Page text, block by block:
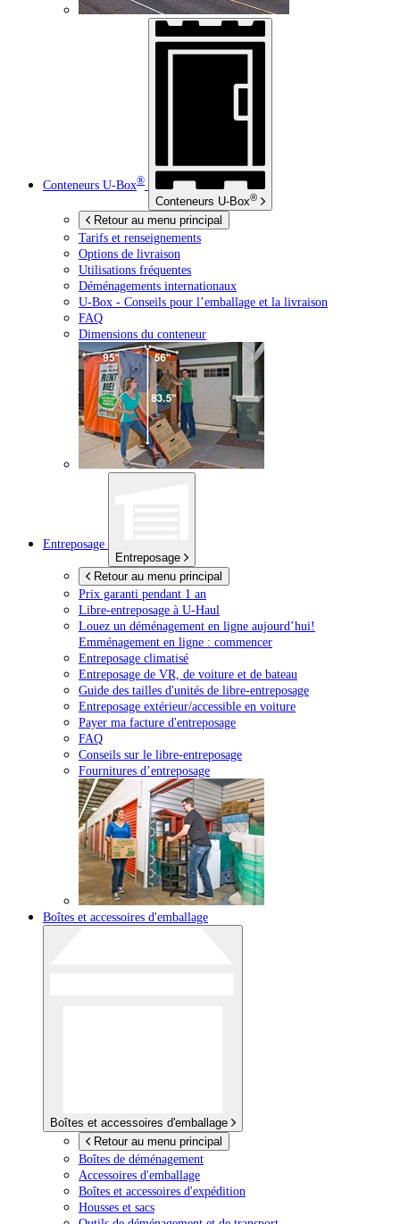
Conteneurs U-Box®
Conteneurs U-Box®
Retour au menu principal
Tarifs et renseignements
Options de livraison
Utilisations fréquentes
Déménagements internationaux
U-Box - Conseils pour l’emballage et la livraison
FAQ
Dimensions du conteneur
Entreposage
Entreposage
Retour au menu principal
Prix garanti pendant 1 an
Libre-entreposage à U-Haul
Louez un déménagement en ligne aujourd’hui!
Emménagement en ligne : commencer
Entreposage climatisé
Entreposage de VR, de voiture et de bateau
Guide des tailles d'unités de libre-entreposage
Entreposage extérieur/accessible en voiture
Payer ma facture d'entreposage
FAQ
Conseils sur le libre-entreposage
Fournitures d’entreposage
Boîtes et accessoires d'emballage
Boîtes et accessoires d'emballage
Retour au menu principal
Boîtes de déménagement
Accessoires d'emballage
Boîtes et accessoires d'expédition
Housses et sacs